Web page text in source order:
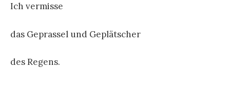
Ich vermisse
das Geprassel und Geplätscher
des Regens.